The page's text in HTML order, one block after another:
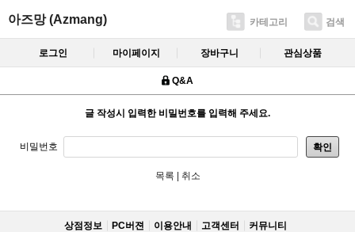
아즈망 (Azmang) 카테고리 검색
로그인 마이페이지 장바구니 관심상품
Q&A
글 작성시 입력한 비밀번호를 입력해 주세요.
비밀번호 확인
목록 | 취소
상점정보 PC버젼 이용안내 고객센터 커뮤니티